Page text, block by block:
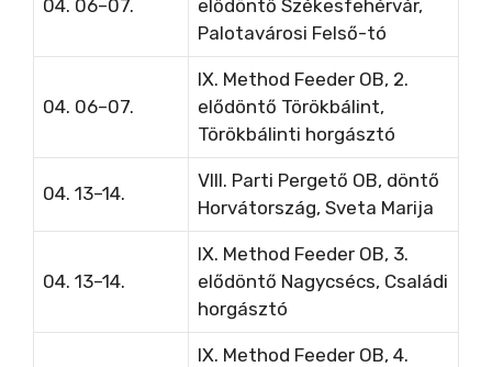
04. 06–07.
elődöntő Székesfehérvár,
Palotavárosi Felső-tó
04. 06–07.
IX. Method Feeder OB, 2.
elődöntő Törökbálint,
Törökbálinti horgásztó
04. 13–14.
VIII. Parti Pergető OB, döntő
Horvátország, Sveta Marija
04. 13–14.
IX. Method Feeder OB, 3.
elődöntő Nagycsécs, Családi
horgásztó
IX. Method Feeder OB, 4.